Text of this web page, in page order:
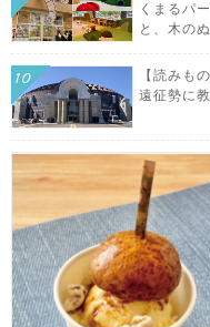
くまるパ
と、木の
【読みも
遠征勢に